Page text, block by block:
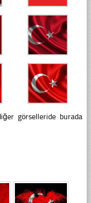
görselleride burada